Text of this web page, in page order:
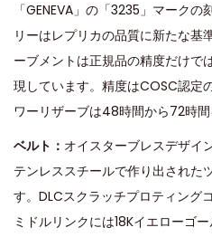
「GENEVA」の「3235」マーク
リーはレプリカの品質に新たな基
ーブメントは正規品の精度だけで
現しています。精度はCOSC認
ワーリザーブは48時間から72時間
ベルト： オイスターブレスデザイ
テンレススチールで作り出された
す。DLCスクラッチプロティング
ミドルリンクには18Kイエローゴ